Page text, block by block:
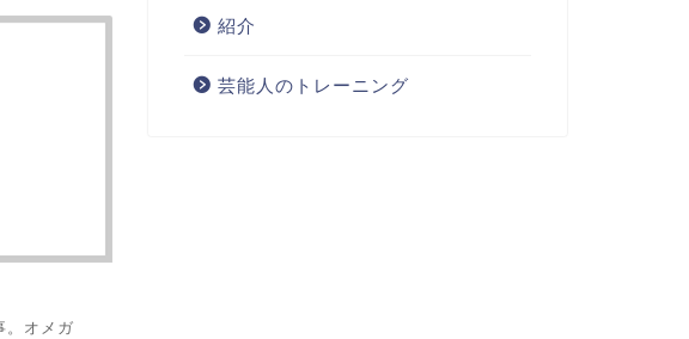
。オメガ
紹介
芸能人のトレーニング